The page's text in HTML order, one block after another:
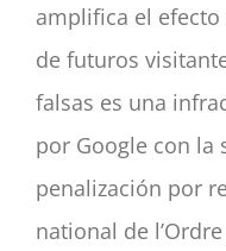
amplifica el
de futuros
falsas es una
por Google con la
penalización por
national de